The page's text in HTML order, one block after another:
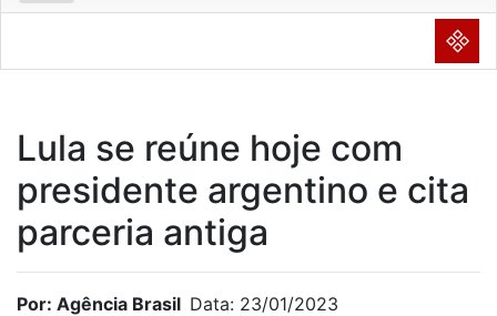
NULL
Lula se reúne hoje com
presidente argentino e cita
parceria antiga
Por: Agência Brasil Data: 23/01/2023